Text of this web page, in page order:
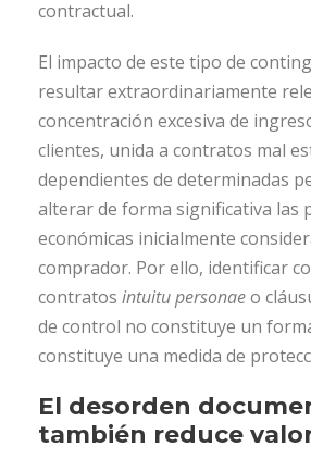
contractual.
El impacto de este tipo de
resultar extraordinariamente
concentración excesiva de
clientes, unida a contratos mal
dependientes de determinadas
alterar de forma significativa las
económicas inicialmente
comprador. Por ello, identificar
contratos intuitu personaeo
de control no constituye un
constituye una medida de
El desorden
también reduce